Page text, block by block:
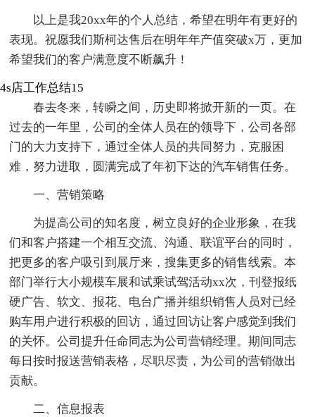
以上是我20xx年的个人总结，希望在明年有更好的
表现。祝愿我们斯柯达售后在明年年产值突破x万，更加
希望我们的客户满意度不断飙升！
4s店工作总结15
春去冬来，转瞬之间，历史即将掀开新的一页。在
过去的一年里，公司的全体人员在的领导下，公司各部
门的大力支持下，通过全体人员的共同努力，克服困
难，努力进取，圆满完成了年初下达的汽车销售任务。
一、营销策略
为提高公司的知名度，树立良好的企业形象，在我
们和客户搭建一个相互交流、沟通、联谊平台的同时，
把更多的客户吸引到展厅来，搜集更多的销售线索。本
部门举行大小规模车展和试乘试驾活动xx次，刊登报纸
硬广告、软文、报花、电台广播并组织销售人员对已经
购车用户进行积极的回访，通过回访让客户感觉到我们
的关怀。公司提升任命同志为公司营销经理。期间同志
每日按时报送营销表格，尽职尽责，为公司的营销做出
贡献。
二、信息报表